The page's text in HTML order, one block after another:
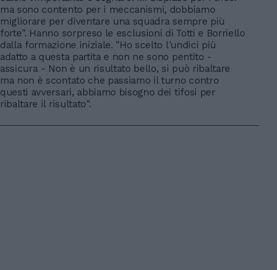
ma sono contento per i meccanismi, dobbiamo
migliorare per diventare una squadra sempre più
forte". Hanno sorpreso le esclusioni di Totti e Borriello
dalla formazione iniziale. "Ho scelto l'undici più
adatto a questa partita e non ne sono pentito -
assicura - Non è un risultato bello, si può ribaltare
ma non è scontato che passiamo il turno contro
questi avversari, abbiamo bisogno dei tifosi per
ribaltare il risultato".